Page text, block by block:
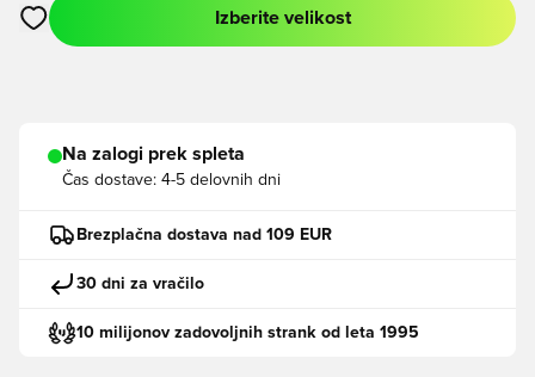
Odpre Modal za prijavo ali vpis kot član
Izberite velikost
Na zalogi prek spleta
Čas dostave: 4-5 delovnih dni
Brezplačna dostava nad 109 EUR
30 dni za vračilo
10 milijonov zadovoljnih strank od leta 1995